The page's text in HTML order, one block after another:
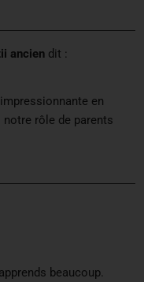
ancien dit :
en
rôle de parents
beaucoup.